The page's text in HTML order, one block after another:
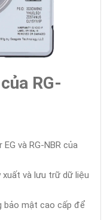
RG-
và RG-NBR của
và lưu trữ dữ liệu
bảo mật cao cấp để